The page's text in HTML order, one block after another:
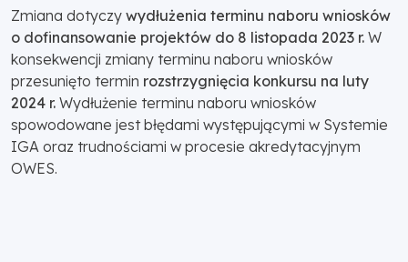
Zmiana dotyczy wydłużenia terminu naboru wniosków
o dofinansowanie projektów do 8 listopada 2023 r. W
konsekwencji zmiany terminu naboru wniosków
przesunięto termin rozstrzygnięcia konkursu na luty
2024 r. Wydłużenie terminu naboru wniosków
spowodowane jest błędami występującymi w Systemie
IGA oraz trudnościami w procesie akredytacyjnym
OWES.